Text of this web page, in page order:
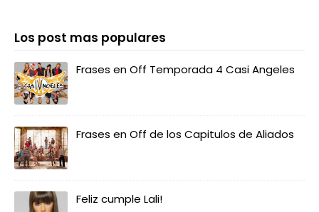
Los post mas populares
Frases en Off Temporada 4 Casi Angeles
Frases en Off de los Capitulos de Aliados
Feliz cumple Lali!